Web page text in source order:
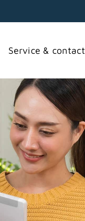
Service & contact